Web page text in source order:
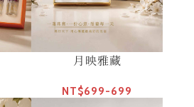
月映雅藏
NT$699-699